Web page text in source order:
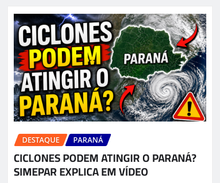
DESTAQUE PARANÁ
CICLONES PODEM ATINGIR O PARANÁ?
SIMEPAR EXPLICA EM VÍDEO